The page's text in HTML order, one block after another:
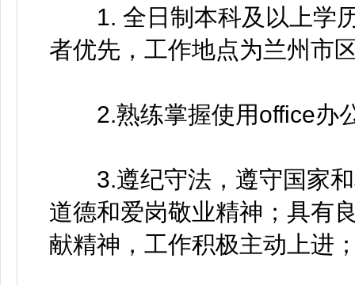
1. 全日制本科及以上学历
者优先，工作地点为兰州市
2.熟练掌握使用office办
3.遵纪守法，遵守国家和
道德和爱岗敬业精神；具有
献精神，工作积极主动上进